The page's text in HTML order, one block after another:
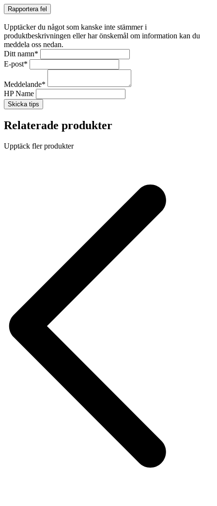
Rapportera fel
Upptäcker du något som kanske inte stämmer i
produktbeskrivningen eller har önskemål om information kan du
meddela oss nedan.
Ditt namn*
E-post*
Meddelande*
HP Name
Skicka tips
Relaterade produkter
Upptäck fler produkter